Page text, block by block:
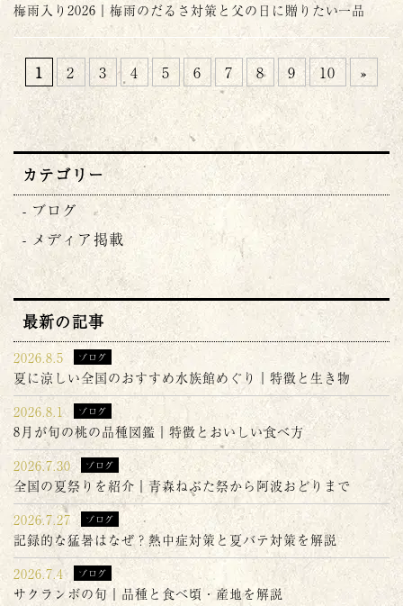
梅雨入り2026｜梅雨のだるさ対策と父の日に贈りたい一品
1 2 3 4 5 6 7 8 9 10 »
カテゴリー
ブログ
メディア掲載
最新の記事
2026.8.5 ブログ
夏に涼しい全国のおすすめ水族館めぐり｜特徴と生き物
2026.8.1
ブログ
8月が旬の桃の品種図鑑｜特徴とおいしい食べ方
2026.7.30
ブログ
全国の夏祭りを紹介｜青森ねぶた祭から阿波おどりまで
2026.7.27
ブログ
記録的な猛暑はなぜ？熱中症対策と夏バテ対策を解説
2026.7.4
ブログ
サクランボの旬｜品種と食べ頃・産地を解説